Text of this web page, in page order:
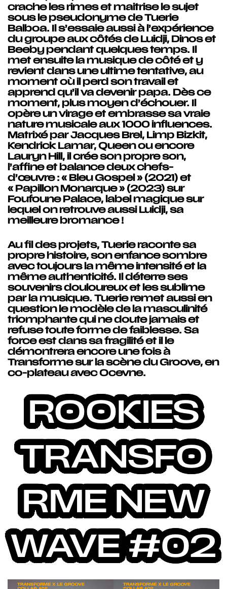
crache les rimes et maitrise le sujet
sous le pseudonyme de Tuerie
Balboa. Il s’essaie aussi à l’expérience
du groupe aux côtés de Luidji, Dinos et
Beeby pendant quelques temps. Il
met ensuite la musique de côté et y
revient dans une ultime tentative, au
moment où il perd son travail et
apprend qu’il va devenir papa. Dès ce
moment, plus moyen d’échouer. Il
opère un virage et embrasse sa vraie
nature musicale aux 1000 influences.
Matrixé par Jacques Brel, Limp Bizkit,
Kendrick Lamar, Queen ou encore
Lauryn Hill, il crée son propre son,
l’affine et balance deux chefs-
d’œuvre : « Bleu Gospel » (2021) et
« Papillon Monarque » (2023) sur
Foufoune Palace, label magique sur
lequel on retrouve aussi Luidji, sa
meilleure bromance !
Au fil des projets, Tuerie raconte sa
propre histoire, son enfance sombre
avec toujours la même intensité et la
même authenticité. Il déterre ses
souvenirs douloureux et les sublime
par la musique. Tuerie remet aussi en
question le modèle de la masculinité
triomphante qui ne doute jamais et
refuse toute forme de faiblesse. Sa
force est dans sa fragilité et il le
démontrera encore une fois à
Transforme sur la scène du Groove, en
co-plateau avec Ocevne.
ROOKIES
TRANSFO
RME NEW
WAVE #02